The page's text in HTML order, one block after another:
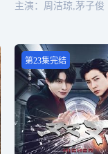
主演：周洁琼,茅子俊
第23集完结